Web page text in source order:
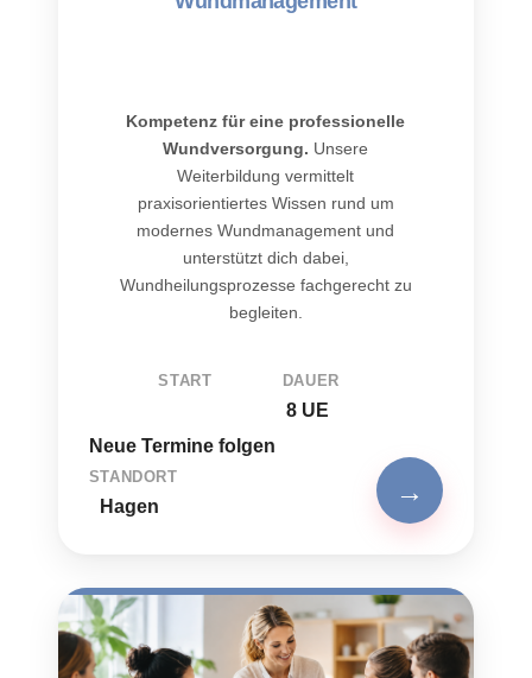
Kompetenz für eine professionelle
Wundversorgung. Unsere
Weiterbildung vermittelt
praxisorientiertes Wissen rund um
modernes Wundmanagement und
unterstützt dich dabei,
Wundheilungsprozesse fachgerecht zu
begleiten.
START
Neue Termine folgen
DAUER
8 UE
STANDORT
Hagen →